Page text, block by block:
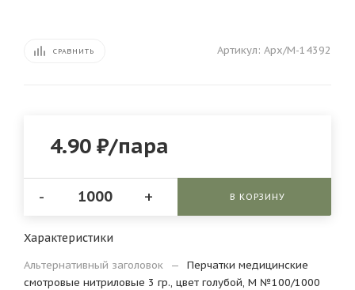
СРАВНИТЬ Артикул: Арх/M-14392
4.90 ₽/пара
- + В КОРЗИНУ
Характеристики
Альтернативный заголовок —
Перчатки медицинские
смотровые нитриловые 3 гр., цвет голубой, M №100/1000